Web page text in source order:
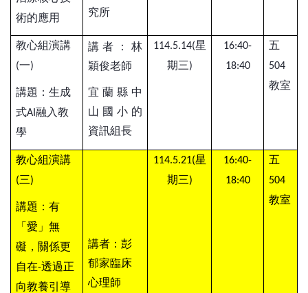
術的應用
究所
教心組演講
(一)
講題：生成
式AI 融入教
學
講者：林
穎俊老師
宜蘭縣中
山國小的
資訊組長
114.5.14(星
期三)
16:40-
18:40
五
504
教室
教心組演講
(三)
講題：有
「愛」無
礙，關係更
自在-透過正
向教養引導
講者：彭
郁家臨床
心理師
114.5.21(星
期三)
16:40-
18:40
五
504
教室